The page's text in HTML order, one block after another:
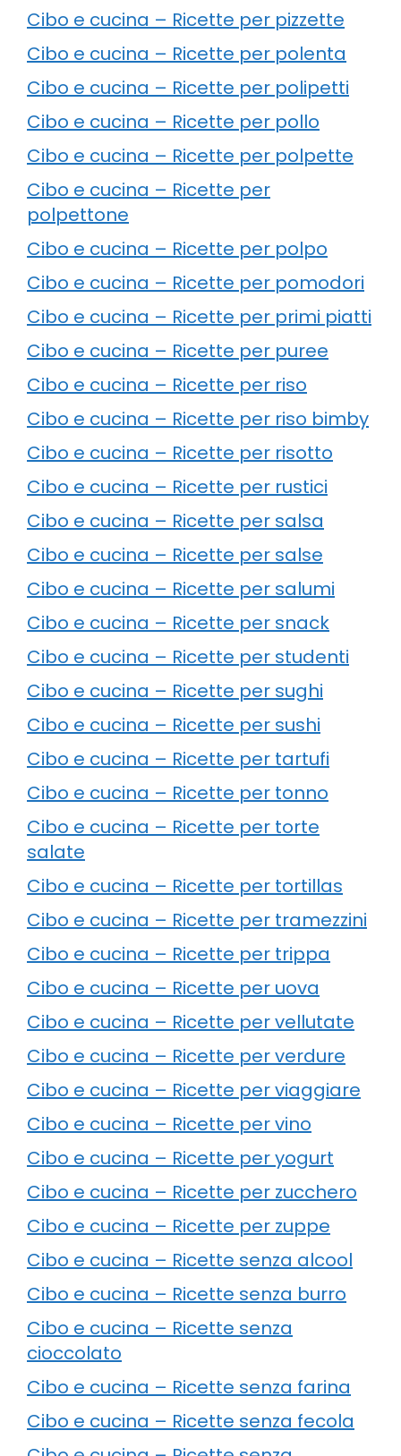
Cibo e cucina – Ricette per pizzette
Cibo e cucina – Ricette per polenta
Cibo e cucina – Ricette per polipetti
Cibo e cucina – Ricette per pollo
Cibo e cucina – Ricette per polpette
Cibo e cucina – Ricette per
polpettone
Cibo e cucina – Ricette per polpo
Cibo e cucina – Ricette per pomodori
Cibo e cucina – Ricette per primi piatti
Cibo e cucina – Ricette per puree
Cibo e cucina – Ricette per riso
Cibo e cucina – Ricette per riso bimby
Cibo e cucina – Ricette per risotto
Cibo e cucina – Ricette per rustici
Cibo e cucina – Ricette per salsa
Cibo e cucina – Ricette per salse
Cibo e cucina – Ricette per salumi
Cibo e cucina – Ricette per snack
Cibo e cucina – Ricette per studenti
Cibo e cucina – Ricette per sughi
Cibo e cucina – Ricette per sushi
Cibo e cucina – Ricette per tartufi
Cibo e cucina – Ricette per tonno
Cibo e cucina – Ricette per torte
salate
Cibo e cucina – Ricette per tortillas
Cibo e cucina – Ricette per tramezzini
Cibo e cucina – Ricette per trippa
Cibo e cucina – Ricette per uova
Cibo e cucina – Ricette per vellutate
Cibo e cucina – Ricette per verdure
Cibo e cucina – Ricette per viaggiare
Cibo e cucina – Ricette per vino
Cibo e cucina – Ricette per yogurt
Cibo e cucina – Ricette per zucchero
Cibo e cucina – Ricette per zuppe
Cibo e cucina – Ricette senza alcool
Cibo e cucina – Ricette senza burro
Cibo e cucina – Ricette senza
cioccolato
Cibo e cucina – Ricette senza farina
Cibo e cucina – Ricette senza fecola